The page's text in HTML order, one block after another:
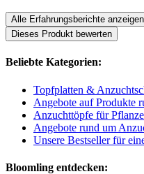
Alle Erfahrungsberichte anzeigen
Dieses Produkt bewerten
Beliebte Kategorien:
Topfplatten &
Angebote auf Produkte
Anzuchttöpfe für
Angebote rund um
Unsere Bestseller für
Bloomling entdecken: